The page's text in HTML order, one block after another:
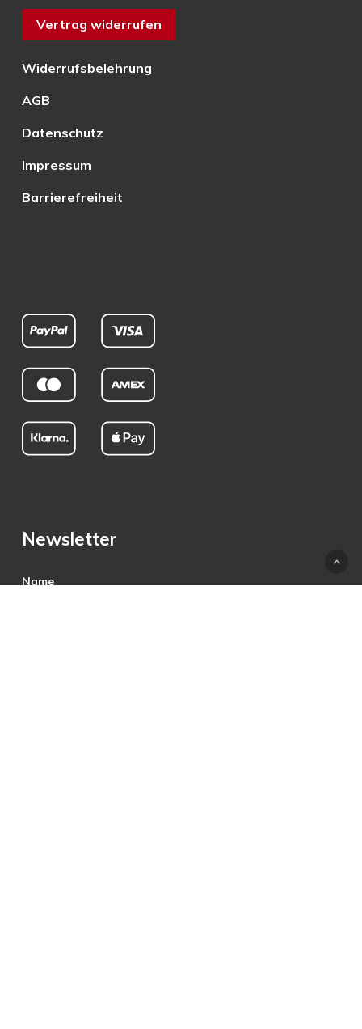
Vertrag widerrufen
Widerrufsbelehrung
AGB
Datenschutz
Impressum
Barrierefreiheit
Newsletter
Name